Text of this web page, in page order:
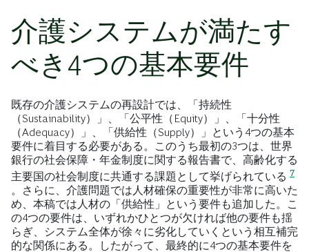
介護システムが満たす
べき4つの基本要件
既存の介護システムの再設計では、「持続性
（Sustainability）」、「公平性（Equity）」、「十分性
（Adequacy）」、「供給性（Supply）」という4つの基本
要件に着目する必要がある。このうち最初の3つは、世界
銀行の社会保障・年金制度に関する報告書で、高齢化する
主要国の社会制度に共通する課題として挙げられている 7
。さらに、介護問題では人材確保の重要性が非常に高いた
め、本稿では人材の「供給性」という要件も追加した。こ
の4つの要件は、いずれかひとつが欠ければ他の要件も揺
らぎ、システム全体が徐々に劣化していくという相互補完
的な関係にある。したがって、最終的に4つの基本要件を